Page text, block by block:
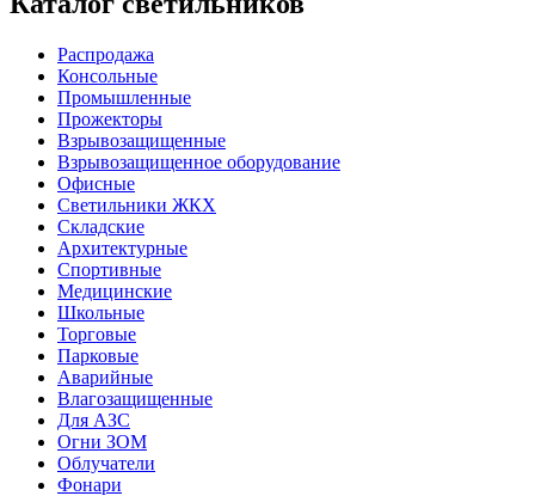
Распродажа
Консольные
Промышленные
Прожекторы
Взрывозащищенные
Взрывозащищенное оборудование
Офисные
Cветильники ЖКХ
Складские
Архитектурные
Спортивные
Медицинские
Школьные
Торговые
Парковые
Аварийные
Влагозащищенные
Для АЗС
Огни ЗОМ
Облучатели
Фонари